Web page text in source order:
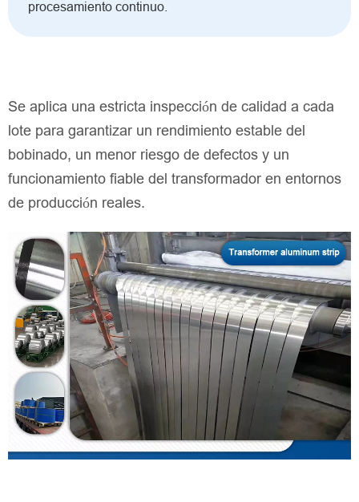
procesamiento continuo.
Se aplica una estricta inspección de calidad a cada
lote para garantizar un rendimiento estable del
bobinado, un menor riesgo de defectos y un
funcionamiento fiable del transformador en entornos
de producción reales.